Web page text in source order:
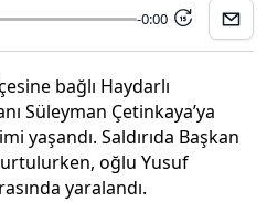
-0:00 15
bağlı Haydarlı
Süleyman Çetinkaya’ya
yaşandı. Saldırıda Başkan
oğlu Yusuf
yaralandı.